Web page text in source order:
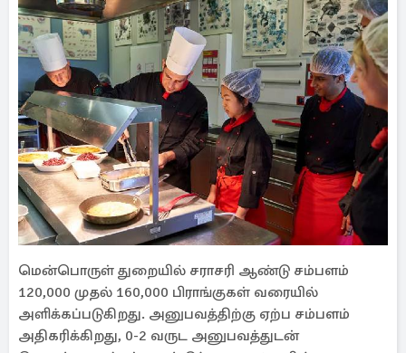
மென்பொருள் துறையில் சராசரி ஆண்டு சம்பளம்
120,000 முதல் 160,000 பிராங்குகள் வரையில்
அளிக்கப்படுகிறது. அனுபவத்திற்கு ஏற்ப சம்பளம்
அதிகரிக்கிறது, 0-2 வருட அனுபவத்துடன்